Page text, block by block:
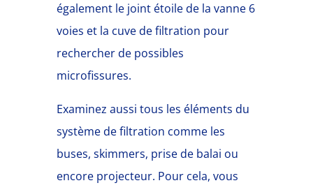
également le joint étoile de la vanne 6
voies et la cuve de filtration pour
rechercher de possibles
microfissures.
Examinez aussi tous les éléments du
système de filtration comme les
buses, skimmers, prise de balai ou
encore projecteur. Pour cela, vous